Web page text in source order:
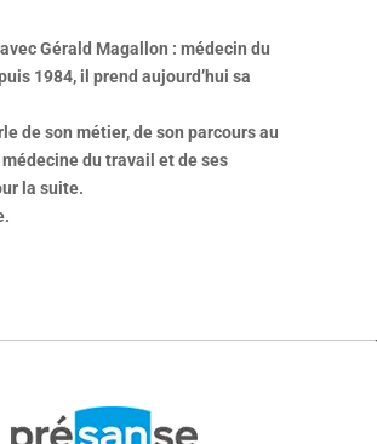
Gérald Magallon : médecin du
1984, il prend aujourd’hui sa
de son métier, de son parcours au
du travail et de ses
la suite.